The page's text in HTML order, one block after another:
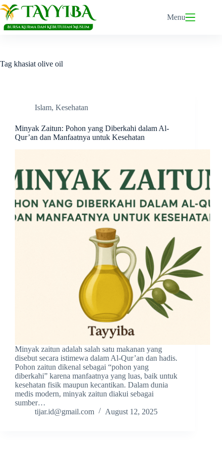
Skip
to
content
Menu
Tag khasiat olive oil
Islam, Kesehatan
Minyak Zaitun: Pohon yang Diberkahi dalam Al-
Qur’an dan Manfaatnya untuk Kesehatan
Minyak zaitun adalah salah satu makanan yang
disebut secara istimewa dalam Al-Qur’an dan hadis.
Pohon zaitun dikenal sebagai “pohon yang
diberkahi” karena manfaatnya yang luas, baik untuk
kesehatan fisik maupun kecantikan. Dalam dunia
medis modern, minyak zaitun diakui sebagai
sumber…
tijar.id@gmail.com
August 12, 2025